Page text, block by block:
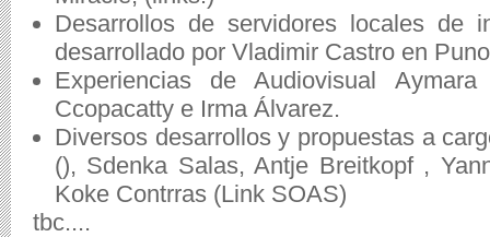
Desarrollos de servidores locales de
desarrollado por Vladimir Castro en
Experiencias de Audiovisual
Ccopacatty e Irma Álvarez.
Diversos desarrollos y propuestas a
(), Sdenka Salas, Antje Breitkopf ,
Koke Contrras (Link SOAS)
tbc....